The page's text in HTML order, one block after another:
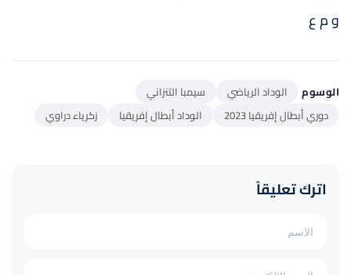
و م ع
الوسوم الوداد الرياضي
سيمبا التنزاني
دوري أبطال إفريقيا 2023
الوداد أبطال إفريقيا زكرياء دراوي
اترك تعليقاً